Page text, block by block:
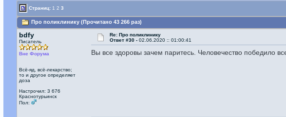
Страниц: 1 2 3
Про поликлинику (Прочитано 43 266 раз)
bdfy
Писатель
Вне Форума
Всё-яд, всё-лекарство;
то и другое определяет
доза
Настрочил: 3 676
Краснотурьинск
Пол:
Re: Про поликлинику
Ответ #30 - 02.06.2020 :: 01:00:41
Вы все здоровы зачем паритесь. Человечество победило